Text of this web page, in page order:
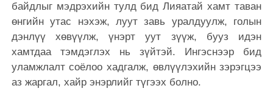
байдлыг мэдрэхийн тулд бид Лияатай хамт таван
өнгийн утас нэхэж, луут завь уралдуулж, голын
дэнлүү хөвүүлж, үнэрт уут зүүж, бууз идэн
хамтдаа тэмдэглэх нь зүйтэй. Ингэснээр бид
уламжлалт соёлоо хадгалж, өвлүүлэхийн зэрэгцээ
аз жаргал, хайр энэрлийг түгээх болно.